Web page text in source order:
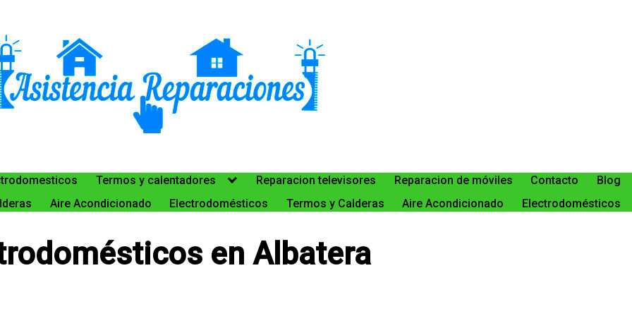
Termos y calentadores Reparacion televisores Reparacion de móviles Contacto
Blog
Aire Acondicionado Electrodomésticos Termos y Calderas Aire Acondicionado Electrodomésticos
en Albatera